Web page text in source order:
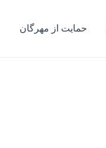
حمایت از مهرگان